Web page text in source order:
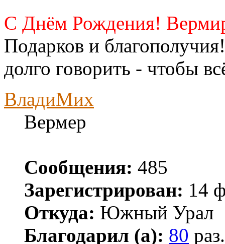
С Днём Рождения!
Подарков и
долго говорить - чтобы
ВладиМих
Вермер
Сообщения: 485
Зарегистрирован: 14
Откуда: Южный Урал
Благодарил (а): 80 раз.